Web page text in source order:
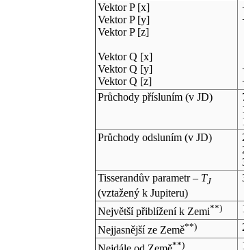
Vektor P [x]
Vektor P [y]
Vektor P [z]
Vektor Q [x]
Vektor Q [y]
Vektor Q [z]
Průchody přísluním (v JD)
Průchody odsluním (v JD)
Tisserandův parametr – TJ
(vztažený k Jupiteru)
Největší přiblížení k Zemi**)
Nejjasnější ze Země**)
**)